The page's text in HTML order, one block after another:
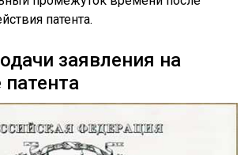
патента.
заявления на
патента